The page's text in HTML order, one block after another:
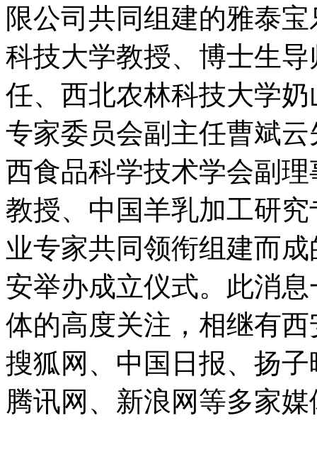
限公司共同组建的雅泰
科技大学教授、博士生
任、西北农林科技大学
专家委员会副主任曹斌
西食品科学技术学会副
教授、中国羊乳加工研
业专家共同领衔组建而
安举办成立仪式。此消
体的高度关注，相继有
搜狐网、中国日报、扬
腾讯网、新浪网等多家